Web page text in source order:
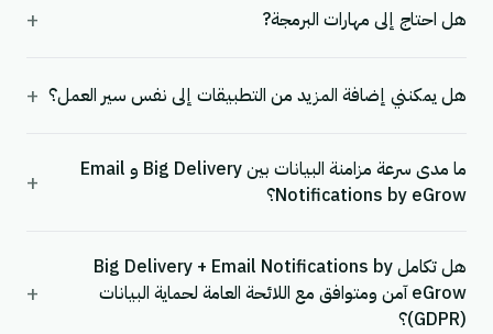
هل احتاج إلى مهارات البرمجة? +
هل يمكنني إضافة المزيد من التطبيقات إلى نفس سير العمل؟ +
ما مدى سرعة مزامنة البيانات بين Big Delivery و Email
Notifications by eGrow؟
+
هل تكامل Big Delivery + Email Notifications by
eGrow آمن ومتوافق مع اللائحة العامة لحماية البيانات
(GDPR)؟
+